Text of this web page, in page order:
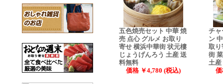
五色焼売セット 中華 焼
売 点心 グルメ お取り
寄せ 横浜中華街 状元樓
じょうげんろう 土産 送
料無料
価格 ￥4,780 (税込)
チャ
ン
取り
街
土産
価